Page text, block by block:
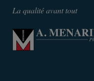
La qualité avant tout